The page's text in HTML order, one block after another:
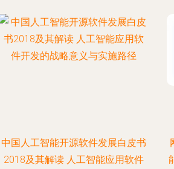
中国人工智能开源软件发展白皮书
2018及其解读 人工智能应用软件